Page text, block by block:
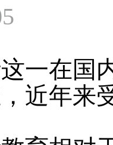
一在国
近年来